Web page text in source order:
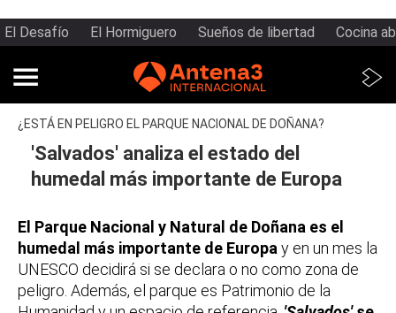
El Desafío El Hormiguero Sueños de libertad Cocina
¿ESTÁ EN PELIGRO EL PARQUE NACIONAL DE DOÑANA?
'Salvados' analiza el estado del
humedal más importante de Europa
El Parque Nacional y Natural de Doñana es el
humedal más importante de Europa y en un mes la
UNESCO decidirá si se declara o no como zona de
peligro. Además, el parque es Patrimonio de la